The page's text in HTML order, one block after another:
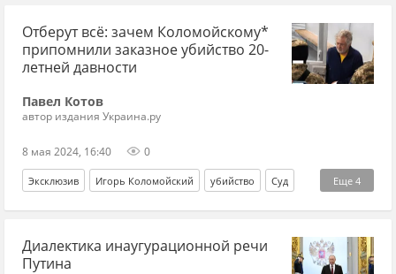
Отберут всё: зачем Коломойскому*
припомнили заказное убийство 20-
летней давности
Павел Котов
автор издания Украина.ру
8 мая 2024, 16:40 0
Еще 4
Эксклюзив Игорь Коломойский убийство Суд
Владимир Зеленский Украина США Россия
Диалектика инаугурационной речи
Путина